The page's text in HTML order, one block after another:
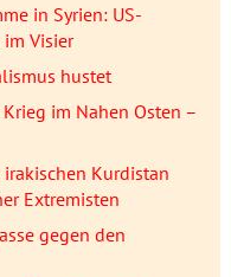
in Syrien: US-
Visier
hustet
im Nahen Osten –
Kurdistan
Extremisten
gegen den